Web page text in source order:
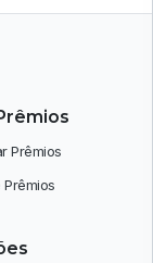
Prêmios